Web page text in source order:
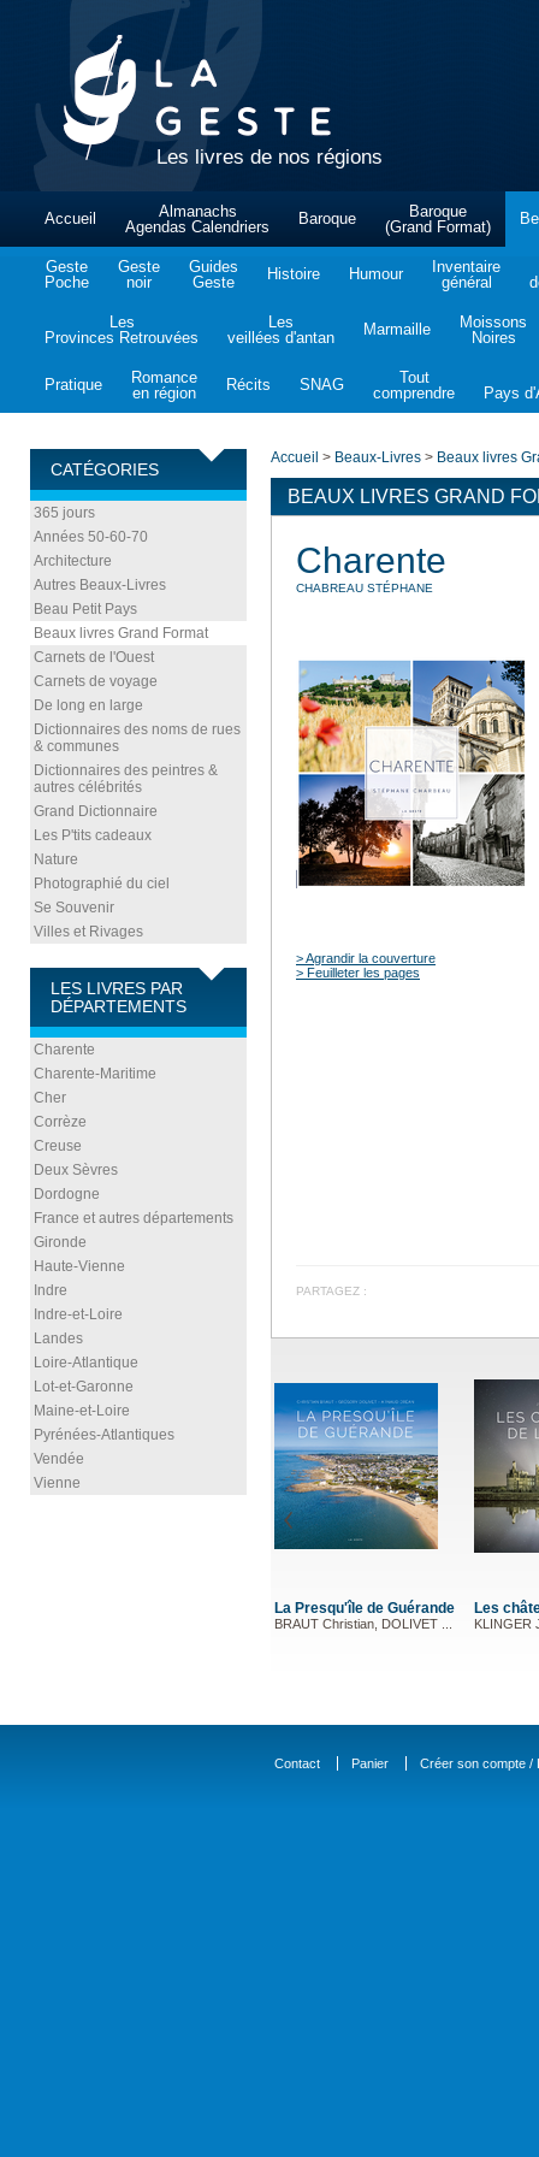
Les livres de nos régions
Accueil
Almanachs
Agendas Calendriers
Baroque
Baroque
(Grand Format)
Geste
Poche
Geste
noir
Guides
Geste
Histoire Humour
Inventaire
général
Les
Provinces Retrouvées
Les
veillées d'antan
Marmaille
Moissons
Noires
Pratique
Romance
en région
Récits SNAG
Tout
comprendre
Pays
CATÉGORIES
365 jours
Années 50-60-70
Architecture
Autres Beaux-Livres
Beau Petit Pays
Beaux livres Grand Format
Carnets de l'Ouest
Carnets de voyage
De long en large
Dictionnaires des noms de rues
& communes
Dictionnaires des peintres &
autres célébrités
Grand Dictionnaire
Les P'tits cadeaux
Nature
Photographié du ciel
Se Souvenir
Villes et Rivages
LES LIVRES PAR
DÉPARTEMENTS
Charente
Charente-Maritime
Cher
Corrèze
Creuse
Deux Sèvres
Dordogne
France et autres départements
Gironde
Haute-Vienne
Indre
Indre-et-Loire
Landes
Loire-Atlantique
Lot-et-Garonne
Maine-et-Loire
Pyrénées-Atlantiques
Vendée
Vienne
Accueil > Beaux-Livres > Beaux livres
BEAUX LIVRES GRAND
Charente
CHABREAU STÉPHANE
> Agrandir la couverture
> Feuilleter les pages
PARTAGEZ :
Les châteaux de la Loire Rochefort
LECRU Jean-André, ROBIN ...
La
Contact Panier Créer son compte /